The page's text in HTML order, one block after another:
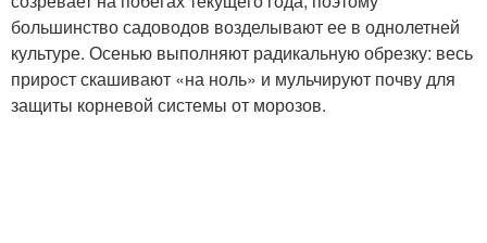
большинство садоводов возделывают ее в однолетней
культуре. Осенью выполняют радикальную обрезку: весь
прирост скашивают «на ноль» и мульчируют почву для
защиты корневой системы от морозов.